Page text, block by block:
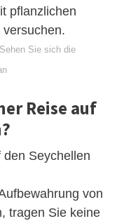
pflanzlichen
Sehen Sie sich die
Reise auf
Seychellen
von
tragen Sie keine